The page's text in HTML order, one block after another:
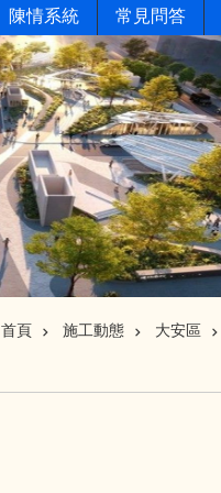
陳情系統 常見問答
首頁 施工動態 大安區